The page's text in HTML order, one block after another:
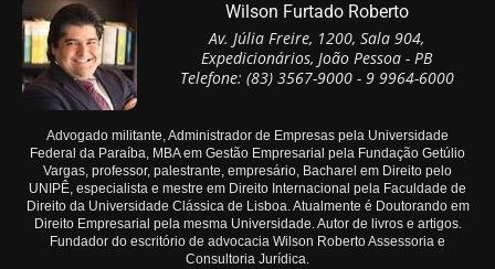
Wilson Furtado Roberto
Av. Júlia Freire, 1200, Sala 904,
Expedicionários, João Pessoa - PB
Telefone: (83) 3567-9000 - 9 9964-6000
Advogado militante, Administrador de Empresas pela Universidade
Federal da Paraíba, MBA em Gestão Empresarial pela Fundação Getúlio
Vargas, professor, palestrante, empresário, Bacharel em Direito pelo
UNIPÊ, especialista e mestre em Direito Internacional pela Faculdade de
Direito da Universidade Clássica de Lisboa. Atualmente é Doutorando em
Direito Empresarial pela mesma Universidade. Autor de livros e artigos.
Fundador do escritório de advocacia Wilson Roberto Assessoria e
Consultoria Jurídica.